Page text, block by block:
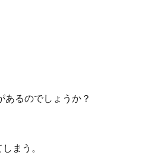
あるのでしょうか？
まう。